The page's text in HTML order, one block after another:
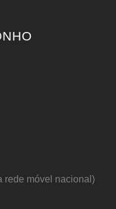
rede móvel nacional)